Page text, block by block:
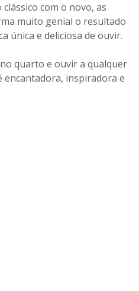
com o novo, as
muito genial o resultado
única e deliciosa de ouvir.
quarto e ouvir a qualquer
encantadora, inspiradora e